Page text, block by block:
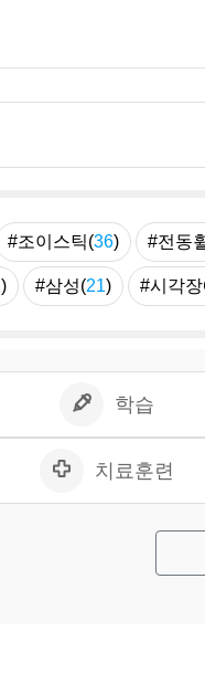
#조이스틱(36) #전동
) #삼성(21) #시각
학습
치료훈련